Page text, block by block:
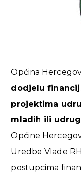
Općina
dodjelu
projektima
mladih ili
Općine
Uredbe Vlade
postupcima